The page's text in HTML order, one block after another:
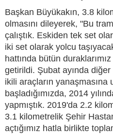
Başkan Büyükakın, 3.8
olmasını dileyerek, "Bu
çalıştık. Eskiden tek set
iki set olarak yolcu
hattında bütün
getirildi. Şubat ayında diğer
ikili araçların
başladığımızda, 2014
yapmıştık. 2019'da 2.2
3.1 kilometrelik Şehir
açtığımız hatla birlikte